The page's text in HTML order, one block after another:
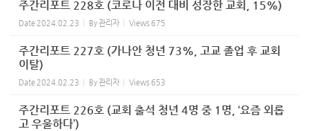
주간리포트 228호 (코로나 이전 대비 성장한 교회, 15%)
Date 2024.02.23 By관리자 Views 675
주간리포트 227호 (가나안 청년 73%, 고교 졸업 후 교회
이탈)
Date 2024.02.23 By관리자 Views 653
주간리포트 226호 (교회 출석 청년 4명 중 1명, ‘요즘 외롭
고 우울하다’)